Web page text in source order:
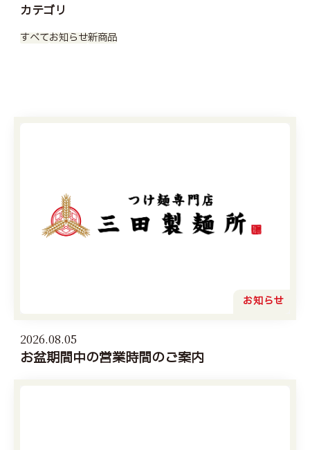
カテゴリ
すべてお知らせ新商品
お知らせ
2026.08.05
お盆期間中の営業時間のご案内